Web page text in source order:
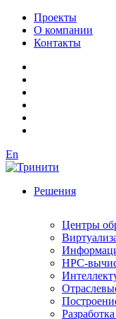
Проекты
О компании
Контакты
En
Решения
Центры
HPC-